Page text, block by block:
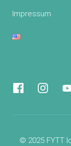
Impressum
© 2025 FYTT